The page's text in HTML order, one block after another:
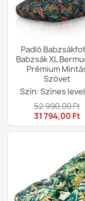
Padló
Babzsák XL
Prémium
Szövet
Szín: Színes
52 990,00 Ft
31 794,00 Ft